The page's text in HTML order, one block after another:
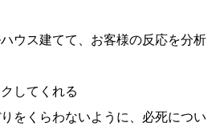
ウス建てて、お客様の反応を分析
してくれる
をくらわないように、必死につい